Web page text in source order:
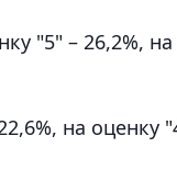
"5" – 26,2%, на
на оценку